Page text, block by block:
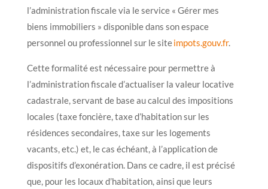
l’administration fiscale via le service « Gérer mes
biens immobiliers » disponible dans son espace
personnel ou professionnel sur le siteimpots.gouv.fr.
Cette formalité est nécessaire pour permettre à
l’administration fiscale d’actualiser la valeur locative
cadastrale, servant de base au calcul des impositions
locales (taxe foncière, taxe d’habitation sur les
résidences secondaires, taxe sur les logements
vacants, etc.) et, le cas échéant, à l’application de
dispositifs d’exonération. Dans ce cadre, il est précisé
que, pour les locaux d’habitation, ainsi que leurs